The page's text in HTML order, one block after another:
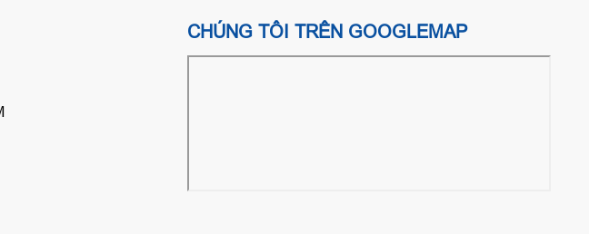
CHÚNG TÔI TRÊN GOOGLEMAP